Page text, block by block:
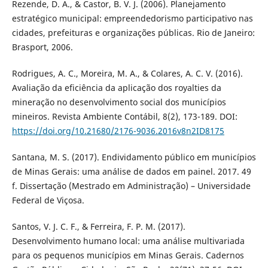
Rezende, D. A., & Castor, B. V. J. (2006). Planejamento
estratégico municipal: empreendedorismo participativo nas
cidades, prefeituras e organizações públicas. Rio de Janeiro:
Brasport, 2006.
Rodrigues, A. C., Moreira, M. A., & Colares, A. C. V. (2016).
Avaliação da eficiência da aplicação dos royalties da
mineração no desenvolvimento social dos municípios
mineiros. Revista Ambiente Contábil, 8(2), 173-189. DOI:
https://doi.org/10.21680/2176-9036.2016v8n2ID8175
Santana, M. S. (2017). Endividamento público em municípios
de Minas Gerais: uma análise de dados em painel. 2017. 49
f. Dissertação (Mestrado em Administração) – Universidade
Federal de Viçosa.
Santos, V. J. C. F., & Ferreira, F. P. M. (2017).
Desenvolvimento humano local: uma análise multivariada
para os pequenos municípios em Minas Gerais. Cadernos